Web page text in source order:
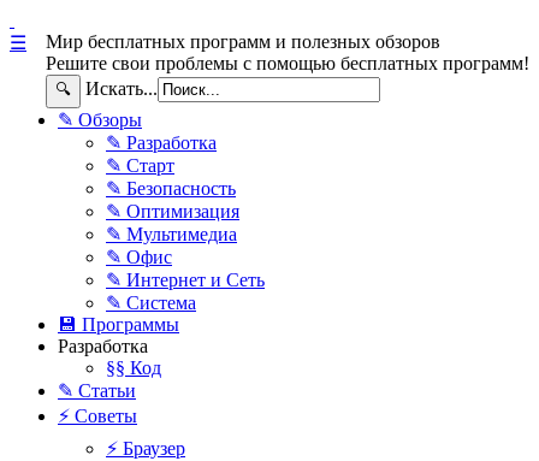
Мир бесплатных программ и полезных обзоров
Решите свои проблемы с помощью бесплатных программ!
🔍 Искать...
☰
✎ Обзоры
✎ Разработка
✎ Старт
✎ Безопасность
✎ Оптимизация
✎ Мультимедиа
✎ Офис
✎ Интернет и Сеть
✎ Система
💾 Программы
Разработка
§§ Код
✎ Статьи
⚡ Советы
⚡ Браузер